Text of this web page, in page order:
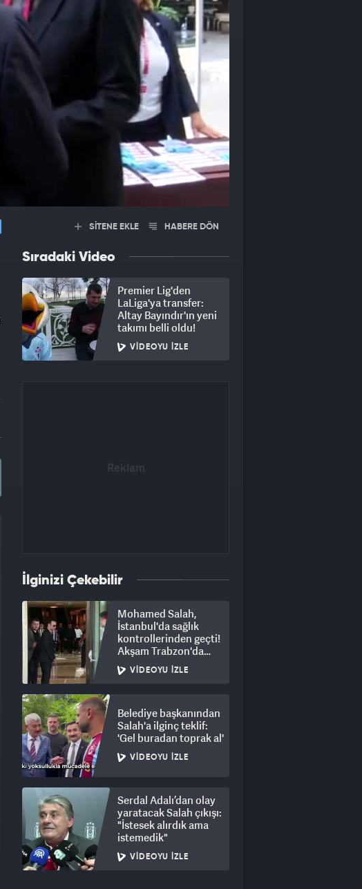
SİTENE EKLE HABERE DÖN
Sıradaki Video
Premier Lig'den
LaLiga'ya transfer:
Altay Bayındır'ın yeni
takımı belli oldu!
VIDEOYU İZLE
İlginizi Çekebilir
Mohamed Salah,
İstanbul'da sağlık
kontrollerinden geçti!
Akşam Trabzon'da
olacak
VIDEOYU İZLE
Belediye başkanından
Salah'a ilginç teklif:
'Gel buradan toprak al'
VIDEOYU İZLE
Serdal Adalı’dan olay
yaratacak Salah çıkışı:
"İstesek alırdık ama
istemedik"
VIDEOYU İZLE